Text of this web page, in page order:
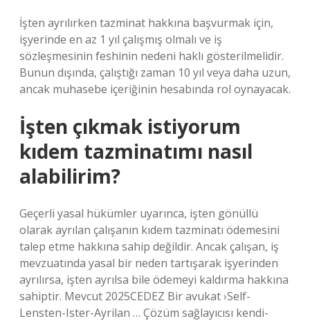
İşten ayrılırken tazminat hakkına başvurmak için,
işyerinde en az 1 yıl çalışmış olmalı ve iş
sözleşmesinin feshinin nedeni haklı gösterilmelidir.
Bunun dışında, çalıştığı zaman 10 yıl veya daha uzun,
ancak muhasebe içeriğinin hesabında rol oynayacak.
İşten çıkmak istiyorum
kıdem tazminatımı nasıl
alabilirim?
Geçerli yasal hükümler uyarınca, işten gönüllü
olarak ayrılan çalışanın kıdem tazminatı ödemesini
talep etme hakkına sahip değildir. Ancak çalışan, iş
mevzuatında yasal bir neden tartışarak işyerinden
ayrılırsa, işten ayrılsa bile ödemeyi kaldırma hakkına
sahiptir. Mevcut 2025CEDEZ Bir avukat ›Self-
Lensten-Ister-Ayrilan … Çözüm sağlayıcısı kendi-